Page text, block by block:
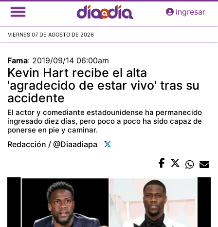
Pasar
al
principal
ingresar
VIERNES 07 DE AGOSTO DE 2026
Fama: 2019/09/14 06:00am
Kevin Hart recibe el alta
'agradecido de estar vivo' tras su
accidente
El actor y comediante estadounidense ha permanecido
ingresado diez días, pero poco a poco ha sido capaz de
ponerse en pie y caminar.
Redacción / @diaadiapa